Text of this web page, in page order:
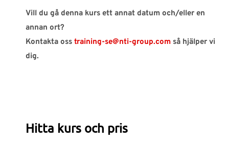
Vill du gå denna kurs ett annat datum och/eller en
annan ort?
Kontakta oss training-se@nti-group.com så hjälper vi
dig.
Hitta kurs och pris